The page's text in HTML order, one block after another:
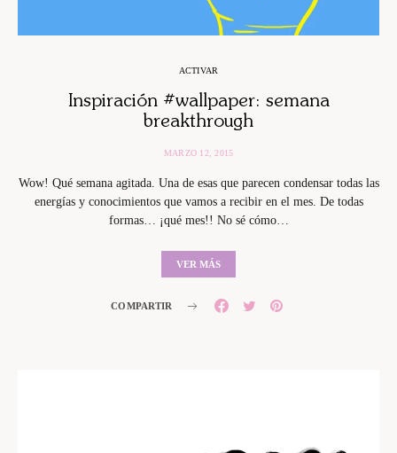
ACTIVAR
Inspiración #wallpaper: semana
breakthrough
MARZO 12, 2015
Wow! Qué semana agitada. Una de esas que parecen condensar todas las
energías y conocimientos que vamos a recibir en el mes. De todas
formas… ¡qué mes!! No sé cómo…
VER MÁS
COMPARTIR